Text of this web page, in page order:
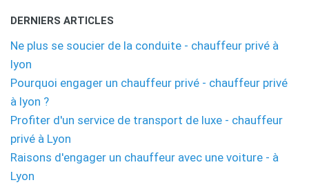
DERNIERS ARTICLES
Ne plus se soucier de la conduite - chauffeur privé à
lyon
Pourquoi engager un chauffeur privé - chauffeur privé
à lyon ?
Profiter d'un service de transport de luxe - chauffeur
privé à Lyon
Raisons d'engager un chauffeur avec une voiture - à
Lyon